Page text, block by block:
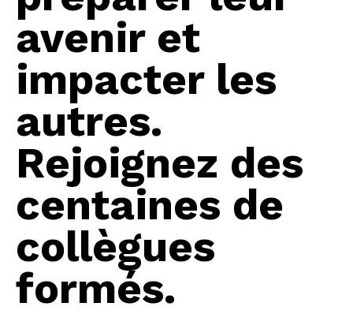
avenir et
impacter les
autres.
Rejoignez des
centaines de
collègues
formés.